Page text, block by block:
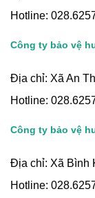
Hotline:
Công ty bảo vệ
Địa chỉ: Xã An
Hotline:
Công ty bảo vệ
Địa chỉ: Xã Bình
Hotline: